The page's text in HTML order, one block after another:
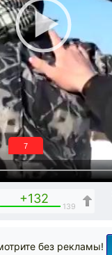
6
+132
139
без рекламы!